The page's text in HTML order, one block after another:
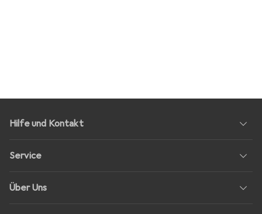
Hilfe und Kontakt
Service
Über Uns